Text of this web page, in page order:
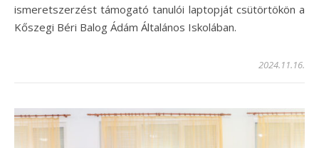
ismeretszerzést támogató tanulói laptopját csütörtökön a
Kőszegi Béri Balog Ádám Általános Iskolában.
2024.11.16.